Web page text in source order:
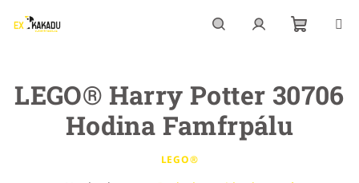
košík
LEGO® Harry Potter 30706
Hodina Famfrpálu
LEGO®